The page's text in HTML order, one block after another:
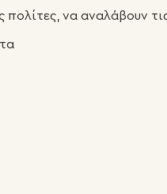
να αναλάβουν